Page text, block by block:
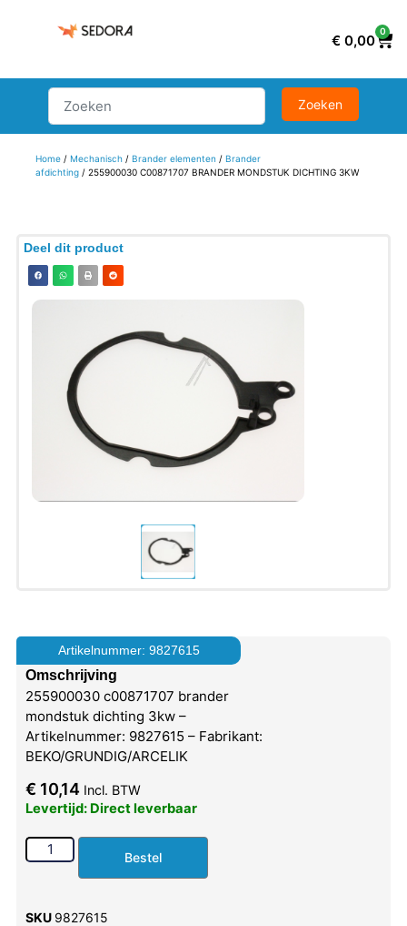
€ 0,00
0
Home/ Mechanisch/ Brander elementen / Brander
afdichting/ 255900030 C00871707 BRANDER MONDSTUK DICHTING 3KW
Deel dit product
Artikelnummer: 9827615
Omschrijving
255900030 c00871707 brander
mondstuk dichting 3kw –
Artikelnummer: 9827615 – Fabrikant:
BEKO/GRUNDIG/ARCELIK
€ 10,14 Incl. BTW
Levertijd: Direct leverbaar
Bestel
SKU 9827615